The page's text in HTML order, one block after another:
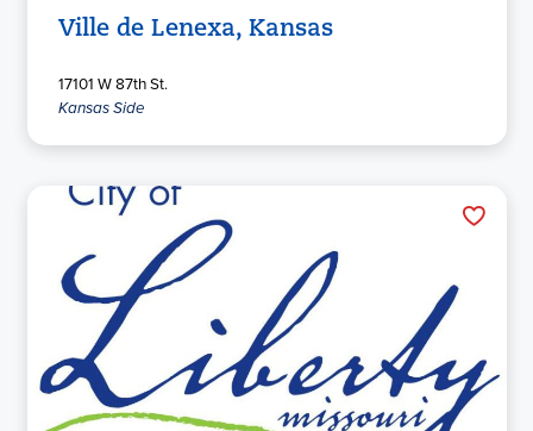
Ville de Lenexa, Kansas
17101 W 87th St.
Kansas Side